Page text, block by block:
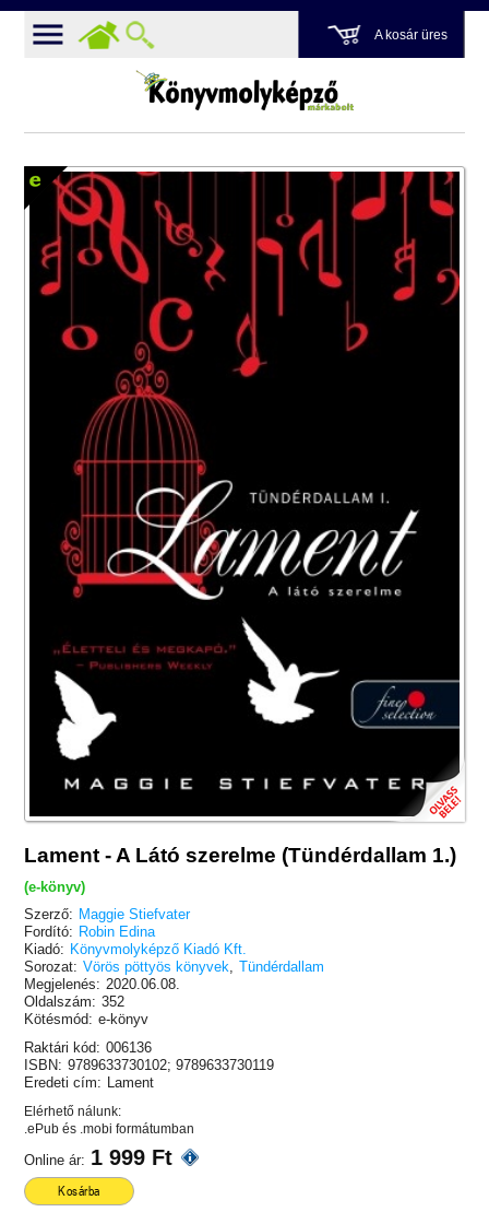
A kosár üres
Lament - A Látó szerelme (Tündérdallam 1.)
(e-könyv)
Szerző: Maggie Stiefvater
Fordító: Robin Edina
Kiadó: Könyvmolyképző Kiadó Kft.
Sorozat: Vörös pöttyös könyvek, Tündérdallam
Megjelenés: 2020.06.08.
Oldalszám: 352
Kötésmód: e-könyv
Raktári kód: 006136
ISBN: 9789633730102; 9789633730119
Eredeti cím: Lament
Elérhető nálunk:
.ePub és .mobi formátumban
Online ár: 1 999 Ft
Kosárba